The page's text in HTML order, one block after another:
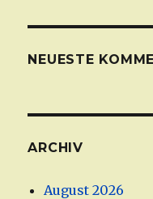
NEUESTE
ARCHIV
August 2026